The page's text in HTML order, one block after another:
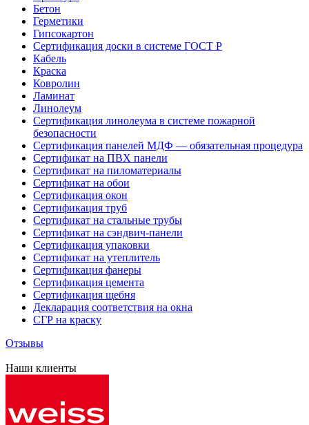
Бетон
Герметики
Гипсокартон
Сертификация доски в системе ГОСТ Р
Кабель
Краска
Ковролин
Ламинат
Линолеум
Сертификация линолеума в системе пожарной
безопасности
Сертификация панелей МДФ — обязательная процедура
Сертификат на ПВХ панели
Сертификат на пиломатериалы
Сертификат на обои
Сертификация окон
Сертификация труб
Сертификат на стальные трубы
Сертификат на сэндвич-панели
Сертификация упаковки
Сертификат на утеплитель
Сертификация фанеры
Сертификация цемента
Сертификация щебня
Декларация соответствия на окна
СГР на краску
Отзывы
Наши клиенты